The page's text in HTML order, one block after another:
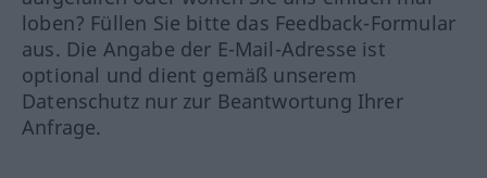
loben? Füllen Sie bitte das Feedback-Formular
aus. Die Angabe der E-Mail-Adresse ist
optional und dient gemäß unserem
Datenschutz nur zur Beantwortung Ihrer
Anfrage.